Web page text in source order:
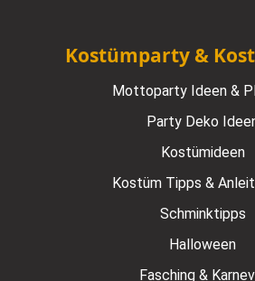
Kostümparty &
Mottoparty Ideen &
Party Deko
Kostümideen
Kostüm Tipps &
Schminktipps
Halloween
Fasching &